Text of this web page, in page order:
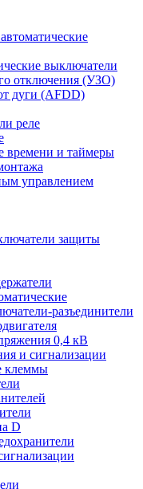
выключатели
отключения (УЗО)
дуги (AFDD)
реле
и таймеры
управлением
защиты
разъединители
0,4 кВ
и сигнализации
клеммы
D